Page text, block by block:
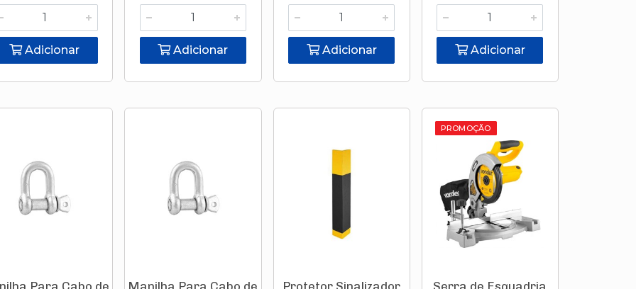
Adicionar Adicionar Adicionar Adicionar
Para Cabo de Manilha Para Cabo de Protetor Sinalizador
PROMOÇÃO
Serra de Esquadria